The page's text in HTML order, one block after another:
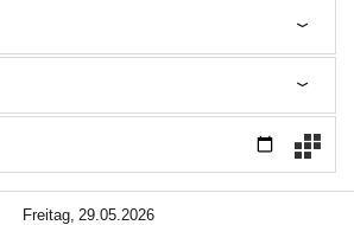
 